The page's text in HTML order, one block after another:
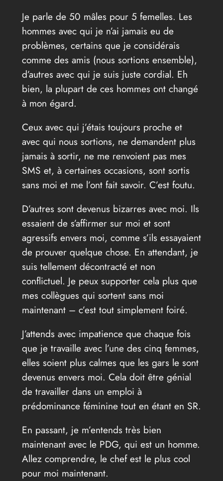
Je parle de 50 mâles pour 5 femelles. Les
hommes avec qui je n’ai jamais eu de
problèmes, certains que je considérais
comme des amis (nous sortions ensemble),
d’autres avec qui je suis juste cordial. Eh
bien, la plupart de ces hommes ont changé
à mon égard.
Ceux avec qui j’étais toujours proche et
avec qui nous sortions, ne demandent plus
jamais à sortir, ne me renvoient pas mes
SMS et, à certaines occasions, sont sortis
sans moi et me l’ont fait savoir. C’est foutu.
D’autres sont devenus bizarres avec moi. Ils
essaient de s’affirmer sur moi et sont
agressifs envers moi, comme s’ils essayaient
de prouver quelque chose. En attendant, je
suis tellement décontracté et non
conflictuel. Je peux supporter cela plus que
mes collègues qui sortent sans moi
maintenant – c’est tout simplement foiré.
J’attends avec impatience que chaque fois
que je travaille avec l’une des cinq femmes,
elles soient plus calmes que les gars le sont
devenus envers moi. Cela doit être génial
de travailler dans un emploi à
prédominance féminine tout en étant en SR.
En passant, je m’entends très bien
maintenant avec le PDG, qui est un homme.
Allez comprendre, le chef est le plus cool
pour moi maintenant.